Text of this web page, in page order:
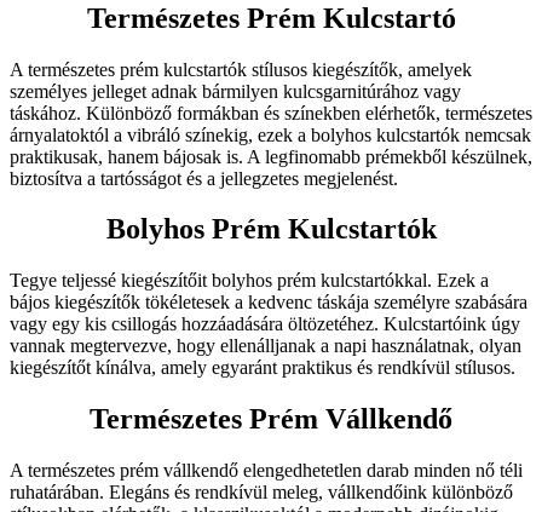
Természetes Prém Kulcstartó
A természetes prém kulcstartók stílusos kiegészítők, amelyek
személyes jelleget adnak bármilyen kulcsgarnitúrához vagy
táskához. Különböző formákban és színekben elérhetők, természetes
árnyalatoktól a vibráló színekig, ezek a bolyhos kulcstartók nemcsak
praktikusak, hanem bájosak is. A legfinomabb prémekből készülnek,
biztosítva a tartósságot és a jellegzetes megjelenést.
Bolyhos Prém Kulcstartók
Tegye teljessé kiegészítőit bolyhos prém kulcstartókkal. Ezek a
bájos kiegészítők tökéletesek a kedvenc táskája személyre szabására
vagy egy kis csillogás hozzáadására öltözetéhez. Kulcstartóink úgy
vannak megtervezve, hogy ellenálljanak a napi használatnak, olyan
kiegészítőt kínálva, amely egyaránt praktikus és rendkívül stílusos.
Természetes Prém Vállkendő
A természetes prém vállkendő elengedhetetlen darab minden nő téli
ruhatárában. Elegáns és rendkívül meleg, vállkendőink különböző